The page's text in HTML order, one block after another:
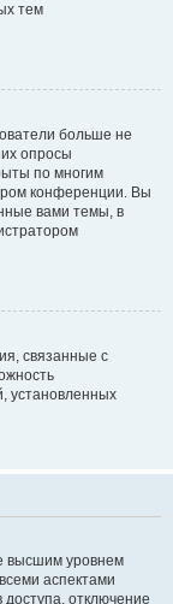
тем
больше не
опросы
по многим
конференции. Вы
вами темы, в
связанные с
установленных
высшим уровнем
аспектами
отключение